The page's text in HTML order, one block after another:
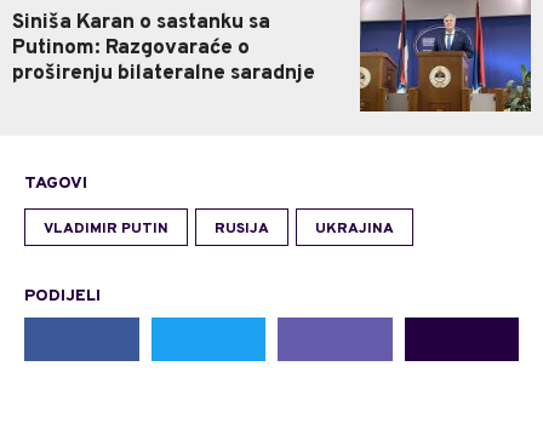
Siniša Karan o sastanku sa
Putinom: Razgovaraće o
proširenju bilateralne saradnje
TAGOVI
VLADIMIR PUTIN RUSIJA UKRAJINA
PODIJELI